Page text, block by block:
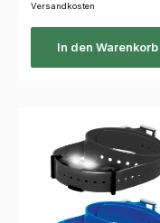
Versandkosten
In den Warenkorb